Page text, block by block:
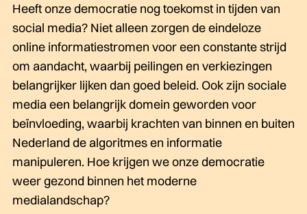
Heeft onze democratie nog toekomst in tijden van
social media? Niet alleen zorgen de eindeloze
online informatiestromen voor een constante strijd
om aandacht, waarbij peilingen en verkiezingen
belangrijker lijken dan goed beleid. Ook zijn sociale
media een belangrijk domein geworden voor
beïnvloeding, waarbij krachten van binnen en buiten
Nederland de algoritmes en informatie
manipuleren. Hoe krijgen we onze democratie
weer gezond binnen het moderne
medialandschap?